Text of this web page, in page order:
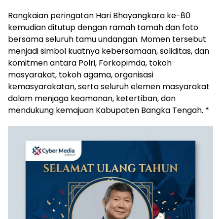
Rangkaian peringatan Hari Bhayangkara ke-80
kemudian ditutup dengan ramah tamah dan foto
bersama seluruh tamu undangan. Momen tersebut
menjadi simbol kuatnya kebersamaan, soliditas, dan
komitmen antara Polri, Forkopimda, tokoh
masyarakat, tokoh agama, organisasi
kemasyarakatan, serta seluruh elemen masyarakat
dalam menjaga keamanan, ketertiban, dan
mendukung kemajuan Kabupaten Bangka Tengah. *